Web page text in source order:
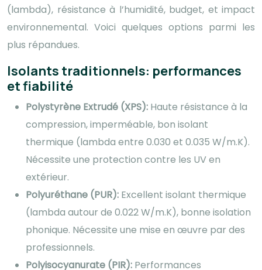
(lambda), résistance à l’humidité, budget, et impact
environnemental. Voici quelques options parmi les
plus répandues.
Isolants traditionnels: performances
et fiabilité
Polystyrène Extrudé (XPS): Haute résistance à la
compression, imperméable, bon isolant
thermique (lambda entre 0.030 et 0.035 W/m.K).
Nécessite une protection contre les UV en
extérieur.
Polyuréthane (PUR): Excellent isolant thermique
(lambda autour de 0.022 W/m.K), bonne isolation
phonique. Nécessite une mise en œuvre par des
professionnels.
Polyisocyanurate (PIR): Performances